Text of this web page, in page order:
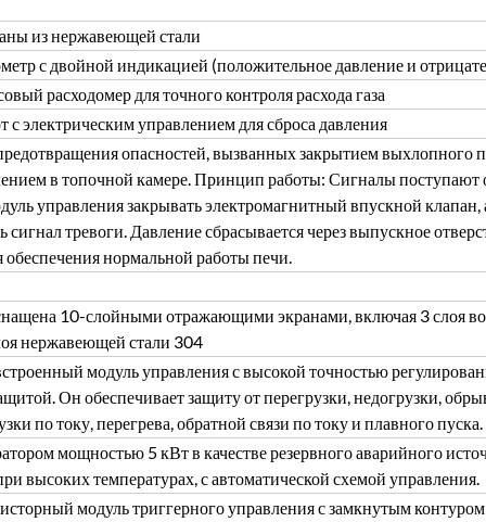
из нержавеющей стали
с двойной индикацией (положительное давление и
расходомер для точного контроля расхода газа
электрическим управлением для сброса давления
опасностей, вызванных закрытием выхлопного
в топочной камере. Принцип работы: Сигналы поступают
управления закрывать электромагнитный впускной
сигнал тревоги. Давление сбрасывается через выпускное
обеспечения нормальной работы печи.
10-слойными отражающими экранами, включая 3 слоя
нержавеющей стали 304
модуль управления с высокой точностью
Он обеспечивает защиту от перегрузки, недогрузки,
по току, перегрева, обратной связи по току и плавного пуска.
мощностью 5 кВт в качестве резервного аварийного
высоких температурах, с автоматической схемой управления.
модуль триггерного управления с замкнутым